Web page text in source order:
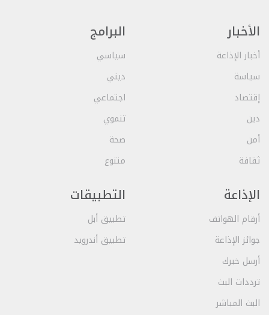
الأخبار
أخبار الإذاعة
سياسة
إقتصاد
دين
أمن
ثقافة
البرامج
سياسي
ديني
اجتماعي
تنموي
صحة
متنوع
الإذاعة
أرقام الهواتف
جوائز الإذاعة
أرسل خبرك
ترددات البث
البث المباشر
التطبيقات
تطبيق أبل
تطبيق أندرويد